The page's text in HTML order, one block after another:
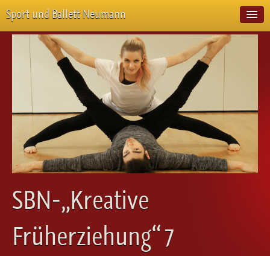
Sport und Ballett Neumann
Start
Neuigkeiten
Über Uns
Veranstaltungen
Emotion Pur
Meisterschaften
Projekte
Vorstellungen
Workshops
Galerie
Balletteckchen
Kontakt
SBN-„Kreative
Früherziehung“ 7